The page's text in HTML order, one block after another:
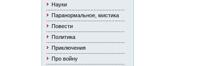
Науки
Паранормальное, мистика
Повести
Политика
Приключения
Про войну